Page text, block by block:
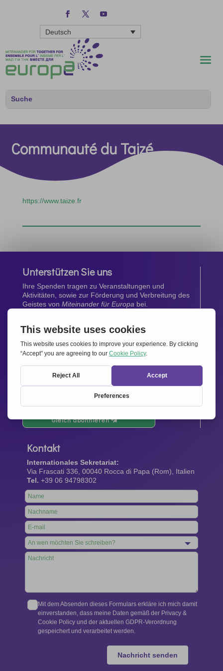
Deutsch
Communauté du Taizé
https://www.taize.fr
Unterstützen Sie uns
Ihre Spenden tragen zu Veranstaltungen und
Aktivitäten, sowie zur Förderung und Verbreitung des
Geistes von Miteinander für Europa bei.
Jetzt spenden
Newsletter
Bleiben Sie auf dem Laufenden mit den neuesten
Infos aus unserem Netzwerk.
Gleich abonnieren
Kontakt
Internationales Sekretariat:
Via Frascati 336, 00040 Rocca di Papa (Rom), Italien
Tel. +39 06 94798302
Leave
this
field
blank
Mit dem Absenden dieses Formulars erkläre ich mich damit
einverstanden, dass meine Daten gemäß der Privacy &
Cookie Policy und der aktuellen GDPR-Verordnung
gespeichert und verarbeitet werden.
Nachricht senden